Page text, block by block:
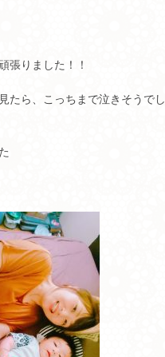
張りました！！
たら、こっちまで泣きそうでし